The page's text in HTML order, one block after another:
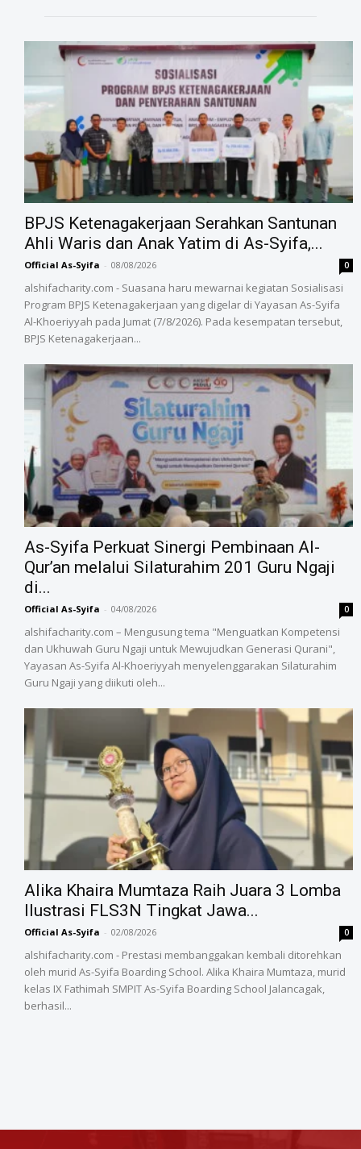
BPJS Ketenagakerjaan Serahkan Santunan
Ahli Waris dan Anak Yatim di As-Syifa,...
Official As-Syifa - 08/08/2026 0
alshifacharity.com - Suasana haru mewarnai kegiatan Sosialisasi
Program BPJS Ketenagakerjaan yang digelar di Yayasan As-Syifa
Al-Khoeriyyah pada Jumat (7/8/2026). Pada kesempatan tersebut,
BPJS Ketenagakerjaan...
As-Syifa Perkuat Sinergi Pembinaan Al-
Qur’an melalui Silaturahim 201 Guru Ngaji
di...
Official As-Syifa - 04/08/2026 0
alshifacharity.com – Mengusung tema "Menguatkan Kompetensi
dan Ukhuwah Guru Ngaji untuk Mewujudkan Generasi Qurani",
Yayasan As-Syifa Al-Khoeriyyah menyelenggarakan Silaturahim
Guru Ngaji yang diikuti oleh...
Alika Khaira Mumtaza Raih Juara 3 Lomba
Ilustrasi FLS3N Tingkat Jawa...
Official As-Syifa - 02/08/2026 0
alshifacharity.com - Prestasi membanggakan kembali ditorehkan
oleh murid As-Syifa Boarding School. Alika Khaira Mumtaza, murid
kelas IX Fathimah SMPIT As-Syifa Boarding School Jalancagak,
berhasil...